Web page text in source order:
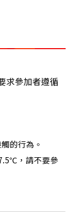
求參加者遵循
的行為。
，請不要參